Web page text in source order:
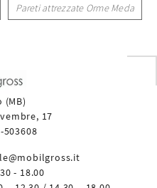
Pareti attrezzate Orme Meda
(MB)
17
503608
- 18.00